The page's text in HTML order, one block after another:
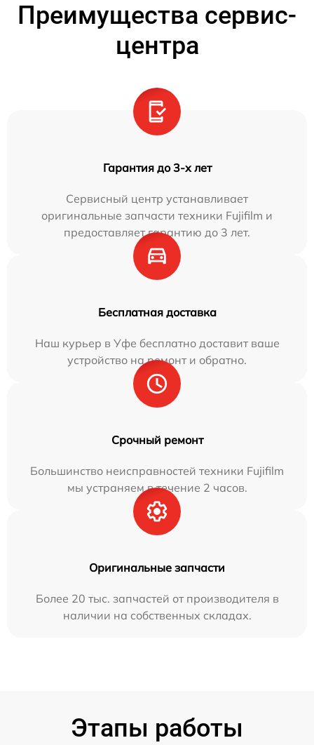
Преимущества сервис-
центра
Гарантия до 3-х лет
Сервисный центр устанавливает
оригинальные запчасти техники Fujifilm и
предоставляет гарантию до 3 лет.
Бесплатная доставка
Наш курьер в Уфе бесплатно доставит ваше
устройство на ремонт и обратно.
Срочный ремонт
Большинство неисправностей техники Fujifilm
мы устраняем в течение 2 часов.
Оригинальные запчасти
Более 20 тыс. запчастей от производителя в
наличии на собственных складах.
Этапы работы